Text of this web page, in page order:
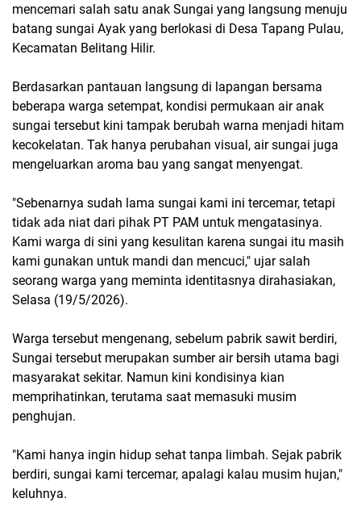
mencemari salah satu anak Sungai yang langsung menuju
batang sungai Ayak yang berlokasi di Desa Tapang Pulau,
Kecamatan Belitang Hilir.
Berdasarkan pantauan langsung di lapangan bersama
beberapa warga setempat, kondisi permukaan air anak
sungai tersebut kini tampak berubah warna menjadi hitam
kecokelatan. Tak hanya perubahan visual, air sungai juga
mengeluarkan aroma bau yang sangat menyengat.
"Sebenarnya sudah lama sungai kami ini tercemar, tetapi
tidak ada niat dari pihak PT PAM untuk mengatasinya.
Kami warga di sini yang kesulitan karena sungai itu masih
kami gunakan untuk mandi dan mencuci," ujar salah
seorang warga yang meminta identitasnya dirahasiakan,
Selasa (19/5/2026).
Warga tersebut mengenang, sebelum pabrik sawit berdiri,
Sungai tersebut merupakan sumber air bersih utama bagi
masyarakat sekitar. Namun kini kondisinya kian
memprihatinkan, terutama saat memasuki musim
penghujan.
"Kami hanya ingin hidup sehat tanpa limbah. Sejak pabrik
berdiri, sungai kami tercemar, apalagi kalau musim hujan,"
keluhnya.